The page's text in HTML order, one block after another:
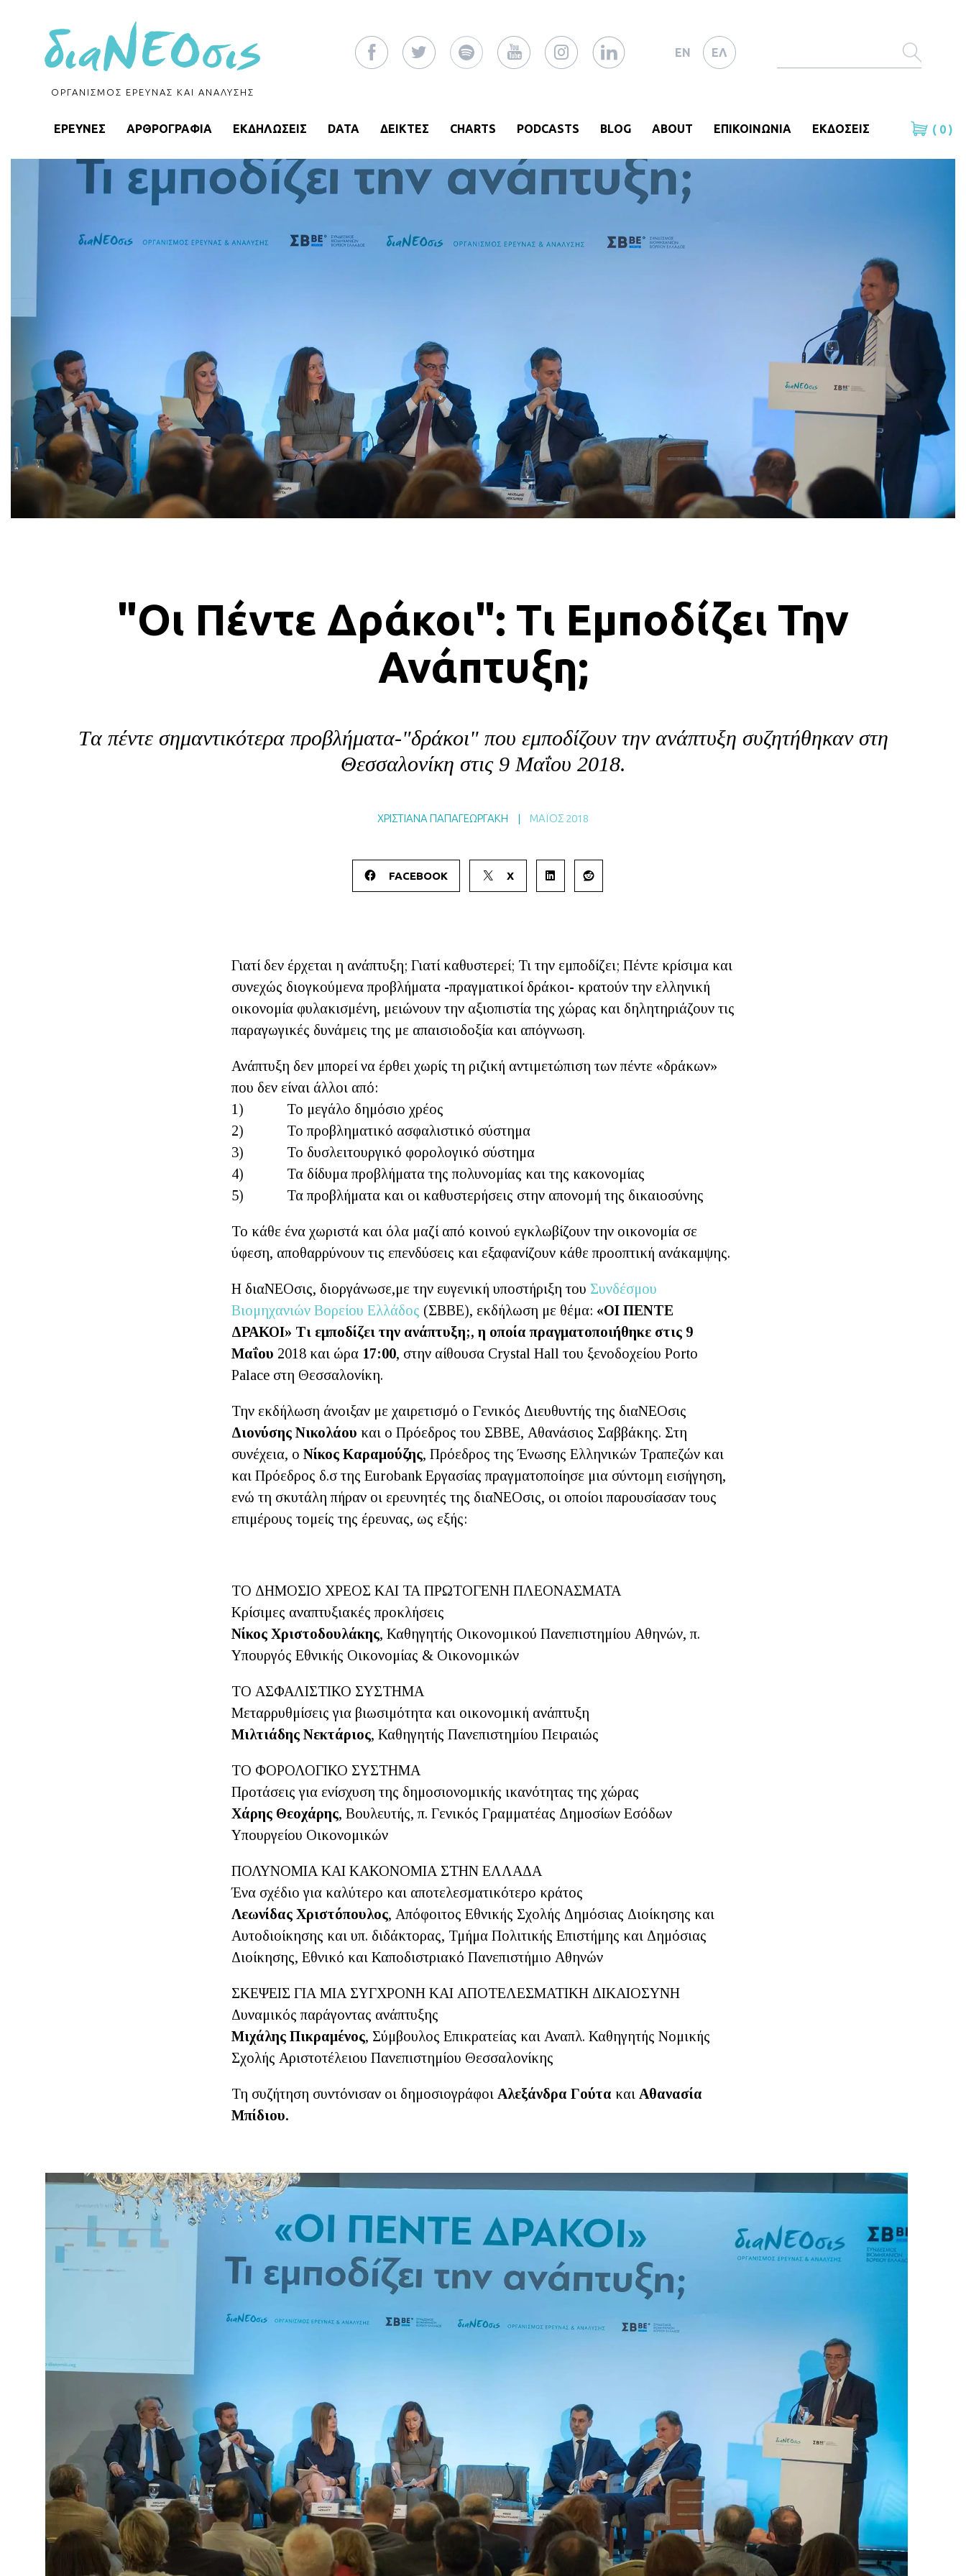
ΟΡΓΑΝΙΣΜΟΣ ΕΡΕΥΝΑΣ ΚΑΙ ΑΝΑΛΥΣΗΣ
EN ΕΛ
ΕΡΕΥΝΕΣ ΑΡΘΡΟΓΡΑΦΙΑ ΕΚΔΗΛΩΣΕΙΣ DATA ΔΕΙΚΤΕΣ CHARTS PODCASTS BLOG ABOUT ΕΠΙΚΟΙΝΩΝΙΑ ΕΚΔΟΣΕΙΣ ( 0 )
"Οι Πέντε Δράκοι": Τι Εμποδίζει Την
Ανάπτυξη;
Tα πέντε σημαντικότερα προβλήματα-"δράκοι" που εμποδίζουν την ανάπτυξη συζητήθηκαν στη
Θεσσαλονίκη στις 9 Μαΐου 2018.
ΧΡΙΣΤΙΑΝΑ ΠΑΠΑΓΕΩΡΓΑΚΗ | ΜΆΙΟΣ 2018
FACEBOOK X
Γιατί δεν έρχεται η ανάπτυξη; Γιατί καθυστερεί; Τι την εμποδίζει; Πέντε κρίσιμα και
συνεχώς διογκούμενα προβλήματα -πραγματικοί δράκοι- κρατούν την ελληνική
οικονομία φυλακισμένη, μειώνουν την αξιοπιστία της χώρας και δηλητηριάζουν τις
παραγωγικές δυνάμεις της με απαισιοδοξία και απόγνωση.
Ανάπτυξη δεν μπορεί να έρθει χωρίς τη ριζική αντιμετώπιση των πέντε «δράκων»
που δεν είναι άλλοι από:
1) Το μεγάλο δημόσιο χρέος
2) Το προβληματικό ασφαλιστικό σύστημα
3) Το δυσλειτουργικό φορολογικό σύστημα
4) Τα δίδυμα προβλήματα της πολυνομίας και της κακονομίας
5) Τα προβλήματα και οι καθυστερήσεις στην απονομή της δικαιοσύνης
Το κάθε ένα χωριστά και όλα μαζί από κοινού εγκλωβίζουν την οικονομία σε
ύφεση, αποθαρρύνουν τις επενδύσεις και εξαφανίζουν κάθε προοπτική ανάκαμψης.
Η διαΝΕΟσις, διοργάνωσε,με την ευγενική υποστήριξη του Συνδέσμου
Βιομηχανιών Βορείου Ελλάδος (ΣΒΒΕ), εκδήλωση με θέμα: «ΟΙ ΠΕΝΤΕ
ΔΡΑΚΟΙ» Τι εμποδίζει την ανάπτυξη;, η οποία πραγματοποιήθηκε στις 9
Μαΐου 2018 και ώρα 17:00, στην αίθουσα Crystal Hall του ξενοδοχείου Porto
Palace στη Θεσσαλονίκη.
Την εκδήλωση άνοιξαν με χαιρετισμό ο Γενικός Διευθυντής της διαΝΕΟσις
Διονύσης Νικολάου και ο Πρόεδρος του ΣΒΒΕ, Αθανάσιος Σαββάκης. Στη
συνέχεια, ο Νίκος Καραμούζης, Πρόεδρος της Ένωσης Ελληνικών Τραπεζών και
και Πρόεδρος δ.σ της Eurobank Eργασίας πραγματοποίησε μια σύντομη εισήγηση,
ενώ τη σκυτάλη πήραν οι ερευνητές της διαΝΕΟσις, οι οποίοι παρουσίασαν τους
επιμέρους τομείς της έρευνας, ως εξής:
ΤΟ ΔΗΜΟΣΙΟ ΧΡΕΟΣ ΚΑΙ ΤΑ ΠΡΩΤΟΓΕΝΗ ΠΛΕΟΝΑΣΜΑΤΑ
Κρίσιμες αναπτυξιακές προκλήσεις
Νίκος Χριστοδουλάκης, Καθηγητής Οικονομικού Πανεπιστημίου Αθηνών, π.
Υπουργός Εθνικής Οικονομίας & Οικονομικών
ΤΟ ΑΣΦΑΛΙΣΤΙΚΟ ΣΥΣΤΗΜΑ
Μεταρρυθμίσεις για βιωσιμότητα και οικονομική ανάπτυξη
Μιλτιάδης Νεκτάριος, Καθηγητής Πανεπιστημίου Πειραιώς
ΤΟ ΦΟΡΟΛΟΓΙΚΟ ΣΥΣΤΗΜΑ
Προτάσεις για ενίσχυση της δημοσιονομικής ικανότητας της χώρας
Χάρης Θεοχάρης, Βουλευτής, π. Γενικός Γραμματέας Δημοσίων Εσόδων
Υπουργείου Οικονομικών
ΠΟΛΥΝΟΜΙΑ ΚΑΙ ΚΑΚΟΝΟΜΙΑ ΣΤΗΝ ΕΛΛΑΔΑ
Ένα σχέδιο για καλύτερο και αποτελεσματικότερο κράτος
Λεωνίδας Χριστόπουλος, Απόφοιτος Εθνικής Σχολής Δημόσιας Διοίκησης και
Αυτοδιοίκησης και υπ. διδάκτορας, Τμήμα Πολιτικής Επιστήμης και Δημόσιας
Διοίκησης, Εθνικό και Καποδιστριακό Πανεπιστήμιο Αθηνών
ΣΚΕΨΕΙΣ ΓΙΑ ΜΙΑ ΣΥΓΧΡΟΝΗ ΚΑΙ ΑΠΟΤΕΛΕΣΜΑΤΙΚΗ ΔΙΚΑΙΟΣΥΝΗ
Δυναμικός παράγοντας ανάπτυξης
Μιχάλης Πικραμένος, Σύμβουλος Επικρατείας και Αναπλ. Καθηγητής Νομικής
Σχολής Αριστοτέλειου Πανεπιστημίου Θεσσαλονίκης
Τη συζήτηση συντόνισαν οι δημοσιογράφοι Αλεξάνδρα Γούτα και Αθανασία
Μπίδιου.